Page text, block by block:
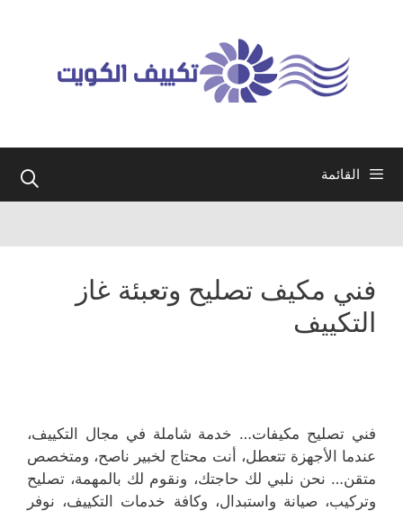
القائمة
فني مكيف تصليح وتعبئة غاز
التكييف
فني تصليح مكيفات… خدمة شاملة في مجال التكييف،
عندما الأجهزة تتعطل، أنت محتاج لخبير ناصح، ومتخصص
متقن… نحن نلبي لك حاجتك، ونقوم لك بالمهمة، تصليح
وتركيب، صيانة واستبدال، وكافة خدمات التكييف، نوفر